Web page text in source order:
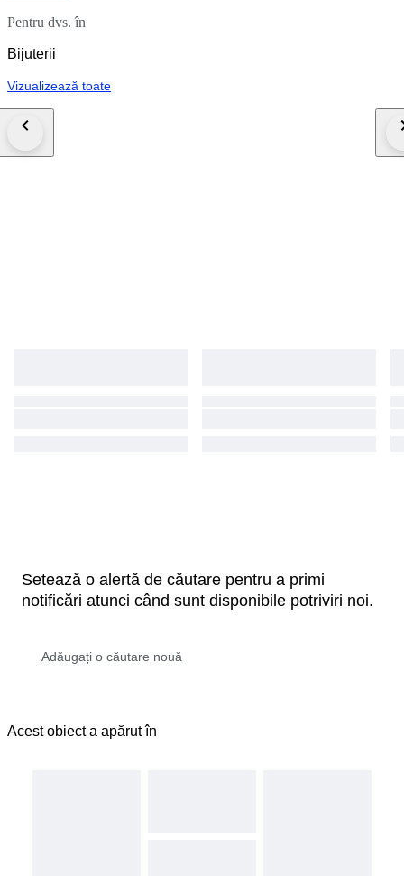
Pentru dvs. în
Bijuterii
Vizualizează toate
Setează o alertă de căutare pentru a primi
notificări atunci când sunt disponibile potriviri noi.
Acest obiect a apărut în